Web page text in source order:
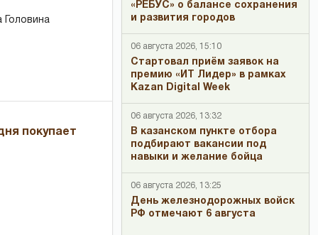
покупает
«РЕБУС» о балансе сохранения
и развития городов
06 августа 2026, 15:10
Стартовал приём заявок на
премию «ИТ Лидер» в рамках
Kazan Digital Week
06 августа 2026, 13:32
В казанском пункте отбора
подбирают вакансии под
навыки и желание бойца
06 августа 2026, 13:25
День железнодорожных войск
РФ отмечают 6 августа